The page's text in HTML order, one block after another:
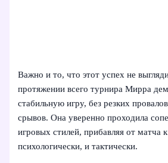
Важно и то, что этот успех не
протяжении всего турнира Мирра
стабильную игру, без резких
срывов. Она уверенно проходила
игровых стилей, прибавляя от матча
психологически, и тактически.